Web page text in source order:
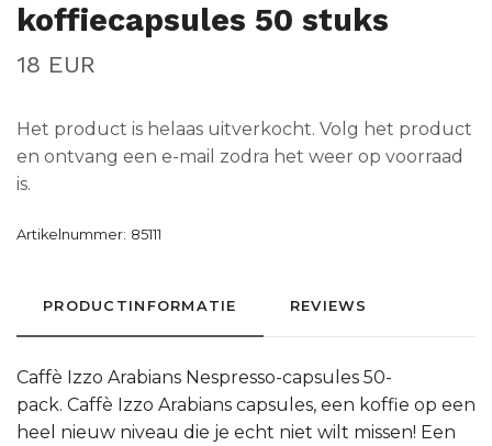
koffiecapsules 50 stuks
18 EUR
Het product is helaas uitverkocht. Volg het product
en ontvang een e-mail zodra het weer op voorraad
is.
Artikelnummer: 85111
PRODUCTINFORMATIE REVIEWS
Caffè Izzo Arabians Nespresso-capsules 50-
pack. Caffè Izzo Arabians capsules, een koffie op een
heel nieuw niveau die je echt niet wilt missen! Een